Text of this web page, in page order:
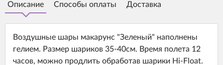
Описание Способы оплаты Доставка
Воздушные шары макарунс "Зеленый" наполнены
гелием. Размер шариков 35-40см. Время полета 12
часов, можно продлить обработав шарики Hi-Float.